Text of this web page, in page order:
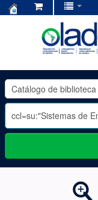
OLADE
-